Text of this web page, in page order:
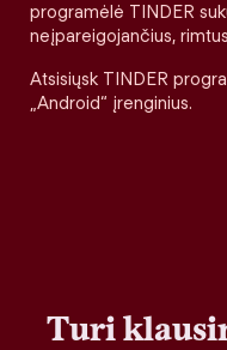
programėlė TINDER
neįpareigojančius,
Atsisiųsk TINDER
„Android“ įrenginius.
Turi